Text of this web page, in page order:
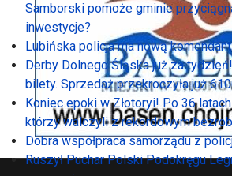
Samborski pomoże gminie
inwestycje?
Lubińska policja ma nową komendant
Derby Dolnego Śląska już za
bilety. Sprzedaż przekroczyła już
Koniec epoki w Złotoryi! Po 36
którzy walczyli z rekordowym
Dobra współpraca samorządu z
Ruszył Puchar Polski Podokręgu